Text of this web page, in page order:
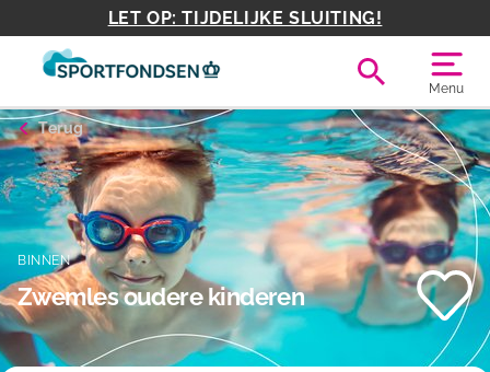
LET OP: TIJDELIJKE SLUITING!
Menu
Terug
BINNEN
Zwemles oudere kinderen